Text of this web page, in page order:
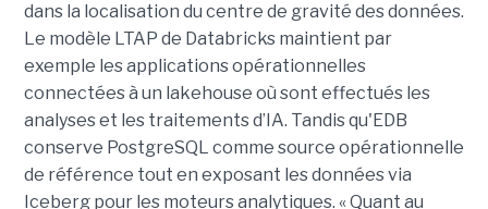
dans la localisation du centre de gravité des données.
Le modèle LTAP de Databricks maintient par
exemple les applications opérationnelles
connectées à un lakehouse où sont effectués les
analyses et les traitements d’IA. Tandis qu'EDB
conserve PostgreSQL comme source opérationnelle
de référence tout en exposant les données via
Iceberg pour les moteurs analytiques. « Quant au